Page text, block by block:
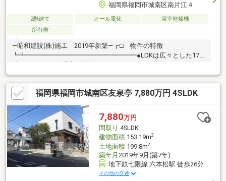
福岡県福岡市城南区南片江４
2階建て オール電化
浴室乾燥機
所有権
―昭和建設(株)施工 2019年新築―┏□ 物件の特徴
┗┻━━━━━━━━━━━━━━━━━●LDKは広々とした17.9
帖あります。●各居室5帖以上あり、クイーン～キングサイズのベ
ッドが据え置き可能な主寝室となります。●各居室クローゼット
付き●南側バルコニーに面し日当たり良好です。●車種によります
がカースペース2台～3台分の広さがあります。(公共交通機関)●福
岡市地下鉄七隈線／福大前駅／徒歩約26分●西鉄バス／「博多工
業高校」停／徒歩約13分(スーパーマーケット)●マルキョウ東油山
店／徒歩約17分●サニー福岡桧原店／徒歩約23分
福岡県福岡市城南区友泉亭 7,880万円 4SLDK
7,880万円
間取り 4SLDK
建物面積153.19m2
土地面積199.8m2
築年月 2019年9月(築7年)
地下鉄七隈線 六本松駅 徒歩26分
その他の交通